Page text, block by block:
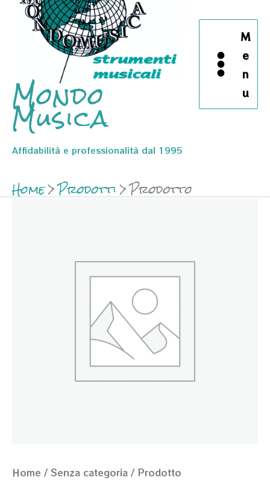
Mondo
Musica
Affidabilità e professionalità dal 1995
M
e
n
u
Home Prodotti Prodotto
Home / Senza categoria / Prodotto